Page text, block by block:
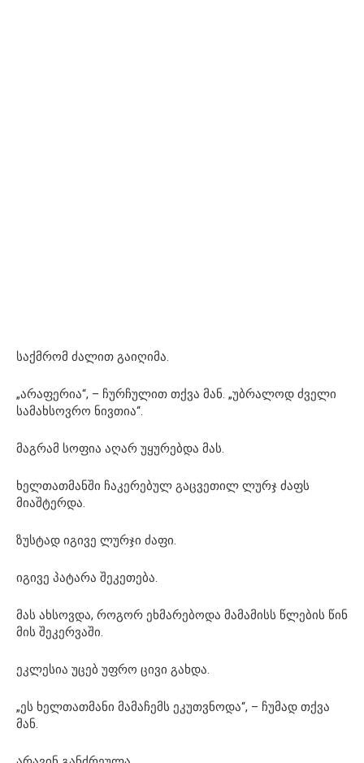
საქმრომ ძალით გაიღიმა.
„არაფერია“, – ჩურჩულით თქვა მან. „უბრალოდ ძველი
სამახსოვრო ნივთია“.
მაგრამ სოფია აღარ უყურებდა მას.
ხელთათმანში ჩაკერებულ გაცვეთილ ლურჯ ძაფს
მიაშტერდა.
ზუსტად იგივე ლურჯი ძაფი.
იგივე პატარა შეკეთება.
მას ახსოვდა, როგორ ეხმარებოდა მამამისს წლების წინ
მის შეკერვაში.
ეკლესია უცებ უფრო ცივი გახდა.
„ეს ხელთათმანი მამაჩემს ეკუთვნოდა“, – ჩუმად თქვა
მან.